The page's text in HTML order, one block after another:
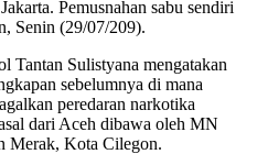
Pemusnahan sabu sendiri
Senin (29/07/209).
Tantan Sulistyana mengatakan
sebelumnya di mana
peredaran narkotika
dari Aceh dibawa oleh MN
Merak, Kota Cilegon.